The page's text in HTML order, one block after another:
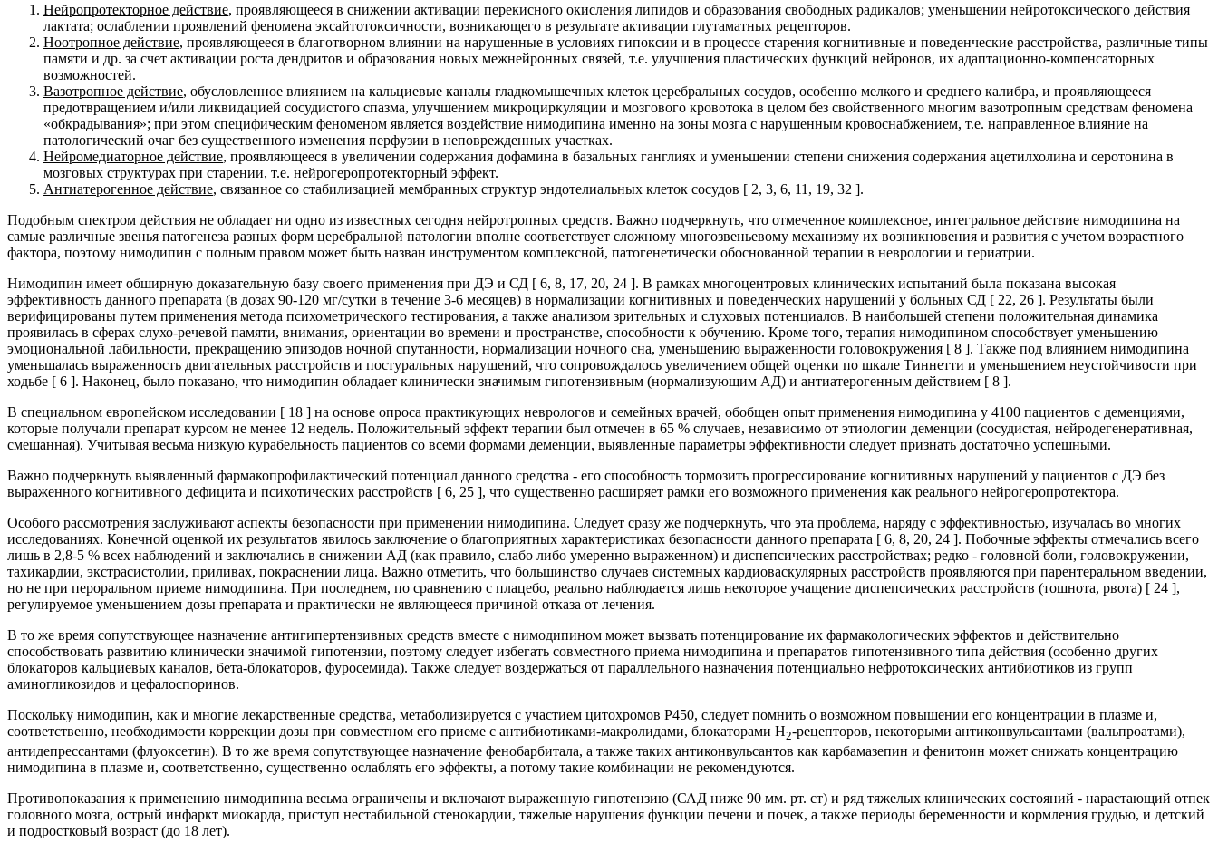
Нейропротекторное действие, проявляющееся в снижении активации перекисного окисления липидов и образования свободных радикалов; уменьшении нейротоксического действия
лактата; ослаблении проявлений феномена эксайтотоксичности, возникающего в результате активации глутаматных рецепторов.
Ноотропное действие, проявляющееся в благотворном влиянии на нарушенные в условиях гипоксии и в процессе старения когнитивные и поведенческие расстройства, различные типы
памяти и др. за счет активации роста дендритов и образования новых межнейронных связей, т.е. улучшения пластических функций нейронов, их адаптационно-компенсаторных
возможностей.
Вазотропное действие, обусловленное влиянием на кальциевые каналы гладкомышечных клеток церебральных сосудов, особенно мелкого и среднего калибра, и проявляющееся
предотвращением и/или ликвидацией сосудистого спазма, улучшением микроциркуляции и мозгового кровотока в целом без свойственного многим вазотропным средствам феномена
«обкрадывания»; при этом специфическим феноменом является воздействие нимодипина именно на зоны мозга с нарушенным кровоснабжением, т.е. направленное влияние на
патологический очаг без существенного изменения перфузии в неповрежденных участках.
Нейромедиаторное действие, проявляющееся в увеличении содержания дофамина в базальных ганглиях и уменьшении степени снижения содержания ацетилхолина и серотонина в
мозговых структурах при старении, т.е. нейрогеропротекторный эффект.
Антиатерогенное действие, связанное со стабилизацией мембранных структур эндотелиальных клеток сосудов [ 2, 3, 6, 11, 19, 32 ].
Подобным спектром действия не обладает ни одно из известных сегодня нейротропных средств. Важно подчеркнуть, что отмеченное комплексное, интегральное действие нимодипина на
самые различные звенья патогенеза разных форм церебральной патологии вполне соответствует сложному многозвеньевому механизму их возникновения и развития с учетом возрастного
фактора, поэтому нимодипин с полным правом может быть назван инструментом комплексной, патогенетически обоснованной терапии в неврологии и гериатрии.
Нимодипин имеет обширную доказательную базу своего применения при ДЭ и СД [ 6, 8, 17, 20, 24 ]. В рамках многоцентровых клинических испытаний была показана высокая
эффективность данного препарата (в дозах 90-120 мг/сутки в течение 3-6 месяцев) в нормализации когнитивных и поведенческих нарушений у больных СД [ 22, 26 ]. Результаты были
верифицированы путем применения метода психометрического тестирования, а также анализом зрительных и слуховых потенциалов. В наибольшей степени положительная динамика
проявилась в сферах слухо-речевой памяти, внимания, ориентации во времени и пространстве, способности к обучению. Кроме того, терапия нимодипином способствует уменьшению
эмоциональной лабильности, прекращению эпизодов ночной спутанности, нормализации ночного сна, уменьшению выраженности головокружения [ 8 ]. Также под влиянием нимодипина
уменьшалась выраженность двигательных расстройств и постуральных нарушений, что сопровождалось увеличением общей оценки по шкале Тиннетти и уменьшением неустойчивости при
ходьбе [ 6 ]. Наконец, было показано, что нимодипин обладает клинически значимым гипотензивным (нормализующим АД) и антиатерогенным действием [ 8 ].
В специальном европейском исследовании [ 18 ] на основе опроса практикующих неврологов и семейных врачей, обобщен опыт применения нимодипина у 4100 пациентов с деменциями,
которые получали препарат курсом не менее 12 недель. Положительный эффект терапии был отмечен в 65 % случаев, независимо от этиологии деменции (сосудистая, нейродегенеративная,
смешанная). Учитывая весьма низкую курабельность пациентов со всеми формами деменции, выявленные параметры эффективности следует признать достаточно успешными.
Важно подчеркнуть выявленный фармакопрофилактический потенциал данного средства - его способность тормозить прогрессирование когнитивных нарушений у пациентов с ДЭ без
выраженного когнитивного дефицита и психотических расстройств [ 6, 25 ], что существенно расширяет рамки его возможного применения как реального нейрогеропротектора.
Особого рассмотрения заслуживают аспекты безопасности при применении нимодипина. Следует сразу же подчеркнуть, что эта проблема, наряду с эффективностью, изучалась во многих
исследованиях. Конечной оценкой их результатов явилось заключение о благоприятных характеристиках безопасности данного препарата [ 6, 8, 20, 24 ]. Побочные эффекты отмечались всего
лишь в 2,8-5 % всех наблюдений и заключались в снижении АД (как правило, слабо либо умеренно выраженном) и диспепсических расстройствах; редко - головной боли, головокружении,
тахикардии, экстрасистолии, приливах, покраснении лица. Важно отметить, что большинство случаев системных кардиоваскулярных расстройств проявляются при парентеральном введении,
но не при пероральном приеме нимодипина. При последнем, по сравнению с плацебо, реально наблюдается лишь некоторое учащение диспепсических расстройств (тошнота, рвота) [ 24 ],
регулируемое уменьшением дозы препарата и практически не являющееся причиной отказа от лечения.
В то же время сопутствующее назначение антигипертензивных средств вместе с нимодипином может вызвать потенцирование их фармакологических эффектов и действительно
способствовать развитию клинически значимой гипотензии, поэтому следует избегать совместного приема нимодипина и препаратов гипотензивного типа действия (особенно других
блокаторов кальциевых каналов, бета-блокаторов, фуросемида). Также следует воздержаться от параллельного назначения потенциально нефротоксических антибиотиков из групп
аминогликозидов и цефалоспоринов.
Поскольку нимодипин, как и многие лекарственные средства, метаболизируется с участием цитохромов Р450, следует помнить о возможном повышении его концентрации в плазме и,
соответственно, необходимости коррекции дозы при совместном его приеме с антибиотиками-макролидами, блокаторами Н2-рецепторов, некоторыми антиконвульсантами (вальпроатами),
антидепрессантами (флуоксетин). В то же время сопутствующее назначение фенобарбитала, а также таких антиконвульсантов как карбамазепин и фенитоин может снижать концентрацию
нимодипина в плазме и, соответственно, существенно ослаблять его эффекты, а потому такие комбинации не рекомендуются.
Противопоказания к применению нимодипина весьма ограничены и включают выраженную гипотензию (САД ниже 90 мм. рт. ст) и ряд тяжелых клинических состояний - нарастающий отпек
головного мозга, острый инфаркт миокарда, приступ нестабильной стенокардии, тяжелые нарушения функции печени и почек, а также периоды беременности и кормления грудью, и детский
и подростковый возраст (до 18 лет).